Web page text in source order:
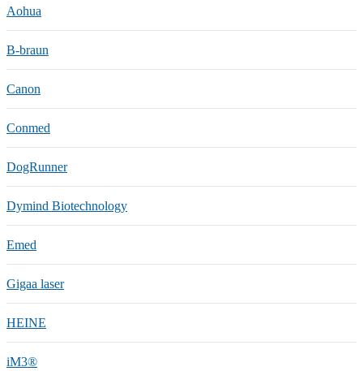
Aohua
B-braun
Canon
Conmed
DogRunner
Dymind Biotechnology
Emed
Gigaa laser
HEINE
iM3®️